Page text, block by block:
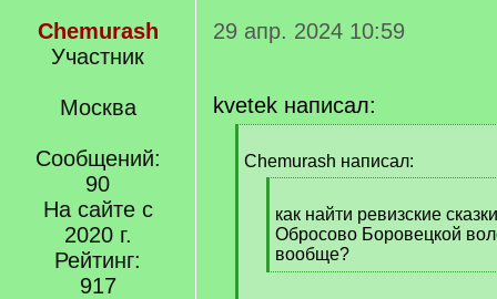
Chemurash
Участник
Москва
Сообщений:
90
На сайте с
2020 г.
Рейтинг:
917
29 апр. 2024 10:59
kvetek написал:
q
Chemurash написал:
q
]
как найти ревизские
Обросово Боровецкой
вообще?
[